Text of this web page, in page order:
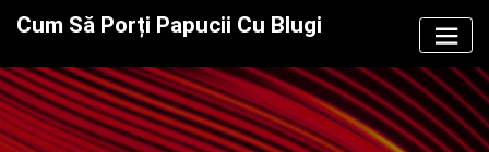
Cum Să Porți Papucii Cu Blugi